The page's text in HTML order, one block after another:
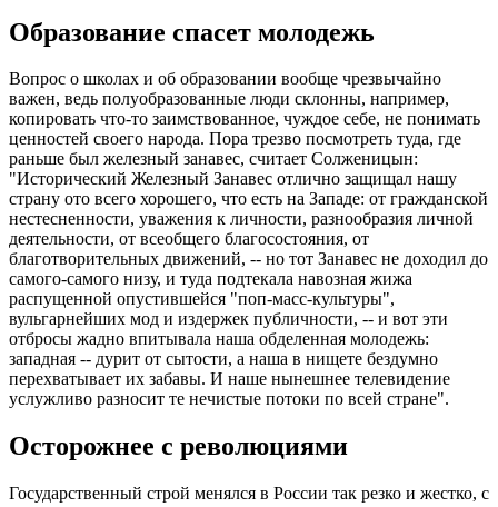
Образование спасет молодежь
Вопрос о школах и об образовании вообще чрезвычайно
важен, ведь полуобразованные люди склонны, например,
копировать что-то заимствованное, чуждое себе, не понимать
ценностей своего народа. Пора трезво посмотреть туда, где
раньше был железный занавес, считает Солженицын:
"Исторический Железный Занавес отлично защищал нашу
страну ото всего хорошего, что есть на Западе: от гражданской
нестесненности, уважения к личности, разнообразия личной
деятельности, от всеобщего благосостояния, от
благотворительных движений, -- но тот Занавес не доходил до
самого-самого низу, и туда подтекала навозная жижа
распущенной опустившейся "поп-масс-культуры",
вульгарнейших мод и издержек публичности, -- и вот эти
отбросы жадно впитывала наша обделенная молодежь:
западная -- дурит от сытости, а наша в нищете бездумно
перехватывает их забавы. И наше нынешнее телевидение
услужливо разносит те нечистые потоки по всей стране".
Осторожнее с революциями
Государственный строй менялся в России так резко и жестко, с